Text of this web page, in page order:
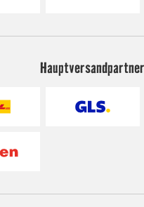
Hauptversandpartner